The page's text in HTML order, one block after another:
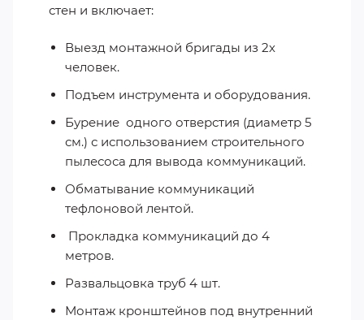
стен и включает:
Выезд монтажной бригады из 2х
человек.
Подъем инструмента и оборудования.
Бурение одного отверстия (диаметр 5
см.) с использованием строительного
пылесоса для вывода коммуникаций.
Обматывание коммуникаций
тефлоновой лентой.
Прокладка коммуникаций до 4
метров.
Развальцовка труб 4 шт.
Монтаж кронштейнов под внутренний